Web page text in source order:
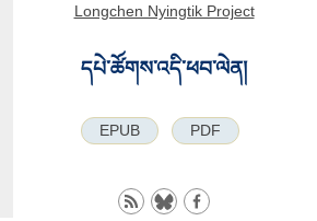
Longchen Nyingtik Project
དཔེ་ཚོགས་འདི་ཕབ་ལེན།
EPUB PDF